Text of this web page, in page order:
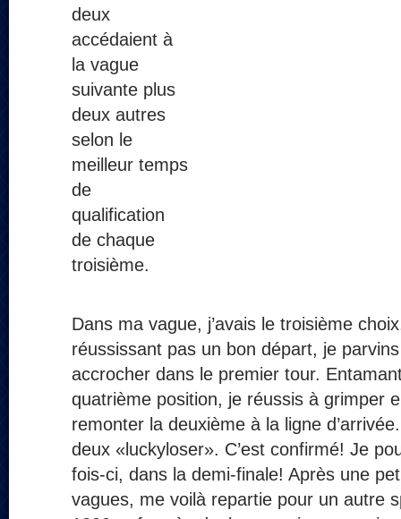
deux
accédaient à
la vague
suivante plus
deux autres
selon le
meilleur temps
de
qualification
de chaque
troisième.
Dans ma vague, j’avais le troisième
réussissant pas un bon départ, je
accrocher dans le premier tour.
quatrième position, je réussis à grimper
remonter la deuxième à la ligne
deux «luckyloser». C’est confirmé! Je
fois-ci, dans la demi-finale! Après une
vagues, me voilà repartie pour un autre